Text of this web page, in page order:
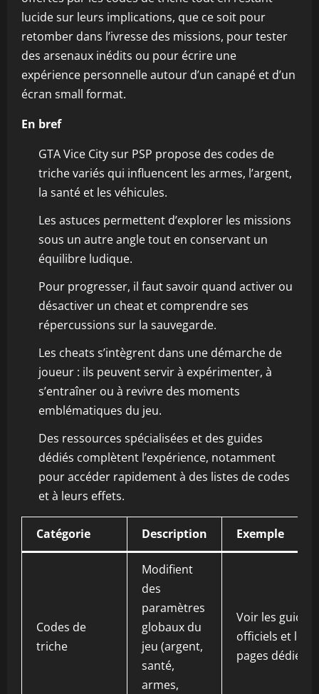
lucide sur leurs implications, que ce soit pour
retomber dans l’ivresse des missions, pour tester
des arsenaux inédits ou pour écrire une
expérience personnelle autour d’un canapé et d’un
écran small format.
En bref
GTA Vice City sur PSP propose des codes de
triche variés qui influencent les armes, l’argent,
la santé et les véhicules.
Les astuces permettent d’explorer les missions
sous un autre angle tout en conservant un
équilibre ludique.
Pour progresser, il faut savoir quand activer ou
désactiver un cheat et comprendre ses
répercussions sur la sauvegarde.
Les cheats s’intègrent dans une démarche de
joueur : ils peuvent servir à expérimenter, à
s’entraîner ou à revivre des moments
emblématiques du jeu.
Des ressources spécialisées et des guides
dédiés complètent l’expérience, notamment
pour accéder rapidement à des listes de codes
et à leurs effets.
Catégorie Description Exemple
Codes de
triche
Modifient
des
paramètres
globaux du
jeu (argent,
santé,
armes,
Voir les guides
officiels et les
pages dédiées